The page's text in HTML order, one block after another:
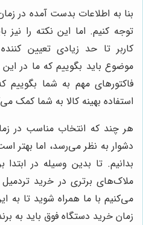
بنا به اطلاعات بدست آمده در
توجه کنیم. اما این نکته را نیز
کاربر تا حد زیادی تعیین
موضوع باید بگوییم که ما در این
فاکتورهای مهم به شما بگوییم
استفاده بهینه کالا به شما کمک
هر چند که انتخاب مناسب در
دشوار به نظر می‌رسد، اما بهتر
بدانیم. تا بدین وسیله در
ملاک‌های برتری در خرید
می‌کنیم با ما همراه شوید تا به
زمان خرید دستگاه فوق باید به